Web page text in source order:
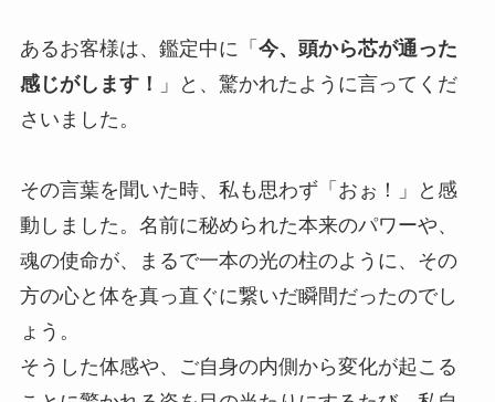
あるお客様は、鑑定中に「 今、頭から芯が通った
感じがします！
」と、驚かれたように言ってくだ
さいました。
その言葉を聞いた時、私も思わず「おぉ！」と感
動しました。名前に秘められた本来のパワーや、
魂の使命が、まるで一本の光の柱のように、その
方の心と体を真っ直ぐに繋いだ瞬間だったのでし
ょう。
そうした体感や、ご自身の内側から変化が起こる